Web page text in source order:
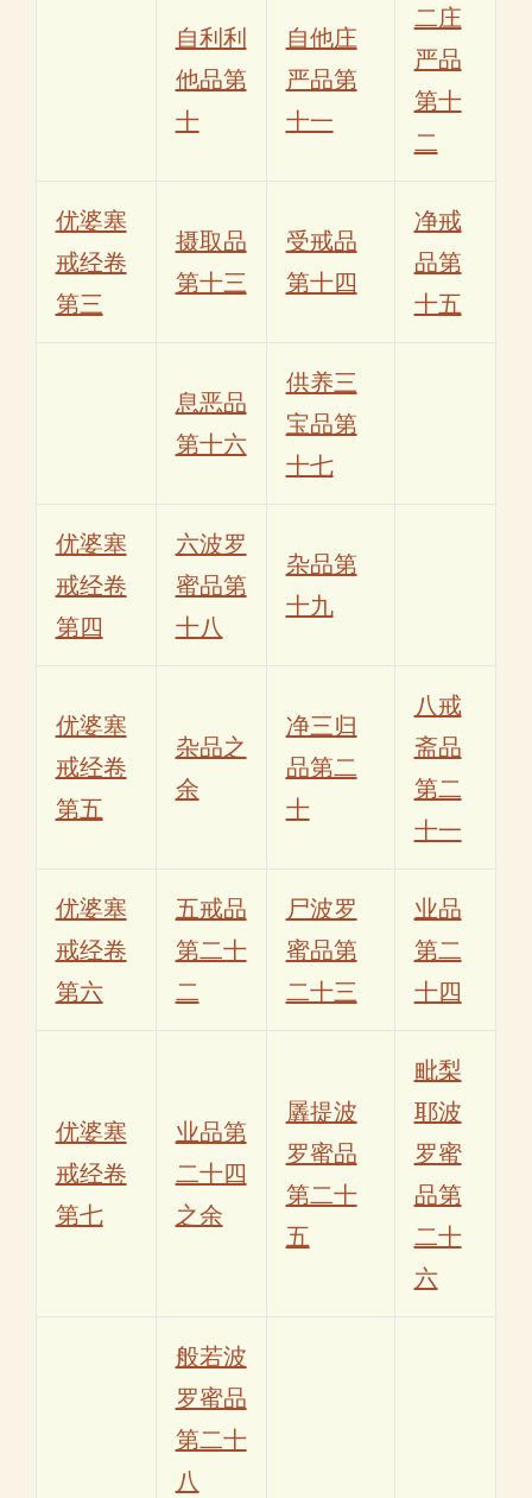
自利利
他品第
十
自他庄
严品第
十一
二庄
严品
第十
二
优婆塞
戒经卷
第三
摄取品
第十三
受戒品
第十四
净戒
品第
十五
息恶品
第十六
供养三
宝品第
十七
优婆塞
戒经卷
第四
六波罗
蜜品第
十八
杂品第
十九
优婆塞
戒经卷
第五
杂品之
余
净三归
品第二
十
八戒
斋品
第二
十一
优婆塞
戒经卷
第六
五戒品
第二十
二
尸波罗
蜜品第
二十三
业品
第二
十四
优婆塞
戒经卷
第七
业品第
二十四
之余
羼提波
罗蜜品
第二十
五
毗梨
耶波
罗蜜
品第
二十
六
般若波
罗蜜品
第二十
八